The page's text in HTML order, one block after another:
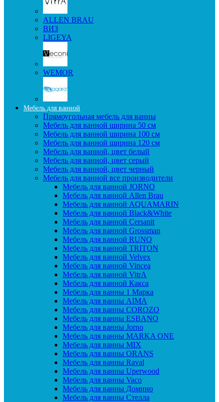
ALLEN BRAU
ВИЗ
LIGEYA
WEMOR
Мебель для ванной
Прямоугольная мебель для ванны
Мебель для ванной ширина 50 см
Мебель для ванной ширина 100 см
Мебель для ванной ширина 120 см
Мебель для ванной, цвет белый
Мебель для ванной, цвет серый
Мебель для ванной, цвет черный
Мебель для ванной все производители
Мебель для ванной JORNO
Мебель для ванной Allen Brau
Мебель для ванной AQUAMARIN
Мебель для ванной Black&White
Мебель для ванной Cersanit
Мебель для ванной Grossman
Мебель для ванной RUNO
Мебель для ванной TRITON
Мебель для ванной Velvex
Мебель для ванной Vincea
Мебель для ванной VitrA
Мебель для ванной Какса
Мебель для ванны 1 Марка
Мебель для ванны AIMA
Мебель для ванны COROZO
Мебель для ванны ESBANO
Мебель для ванны Jorno
Мебель для ванны MARKA ONE
Мебель для ванны MIX
Мебель для ванны ORANS
Мебель для ванны Raval
Мебель для ванны Uperwood
Мебель для ванны Vaco
Мебель для ванны Домино
Мебель для ванны Стелла